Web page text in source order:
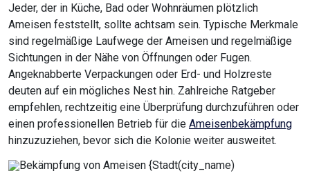
Jeder, der in Küche, Bad oder Wohnräumen plötzlich
Ameisen feststellt, sollte achtsam sein. Typische Merkmale
sind regelmäßige Laufwege der Ameisen und regelmäßige
Sichtungen in der Nähe von Öffnungen oder Fugen.
Angeknabberte Verpackungen oder Erd- und Holzreste
deuten auf ein mögliches Nest hin. Zahlreiche Ratgeber
empfehlen, rechtzeitig eine Überprüfung durchzuführen oder
einen professionellen Betrieb für die Ameisenbekämpfung
hinzuzuziehen, bevor sich die Kolonie weiter ausweitet.